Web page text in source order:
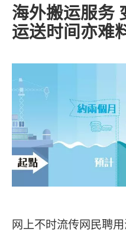
海外搬运服务
运送时间亦难
网上不时流传网民聘